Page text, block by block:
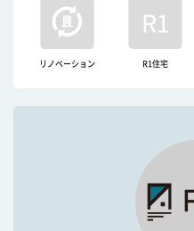
リノベーション R1住宅